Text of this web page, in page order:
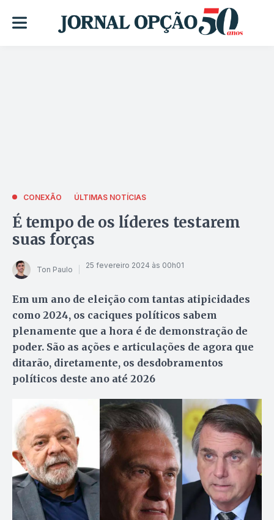
CONEXÃO ÚLTIMAS NOTÍCIAS
É tempo de os líderes testarem
suas forças
Ton Paulo 25 fevereiro 2024 às 00h01
Em um ano de eleição com tantas atipicidades
como 2024, os caciques políticos sabem
plenamente que a hora é de demonstração de
poder. São as ações e articulações de agora que
ditarão, diretamente, os desdobramentos
políticos deste ano até 2026